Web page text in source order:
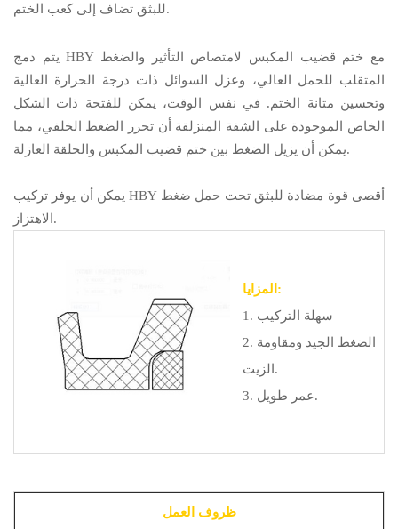
للبثق تضاف إلى كعب الختم.
يتم دمج HBY مع ختم قضيب المكبس لامتصاص التأثير والضغط
المتقلب للحمل العالي، وعزل السوائل ذات درجة الحرارة العالية
وتحسين متانة الختم. في نفس الوقت، يمكن للفتحة ذات الشكل
الخاص الموجودة على الشفة المنزلقة أن تحرر الضغط الخلفي، مما
يمكن أن يزيل الضغط بين ختم قضيب المكبس والحلقة العازلة.
يمكن أن يوفر تركيب HBY أقصى قوة مضادة للبثق تحت حمل ضغط
الاهتزاز.
المزايا:
1. سهلة التركيب
2. الضغط الجيد ومقاومة
الزيت.
3. عمر طويل.
ظروف العمل